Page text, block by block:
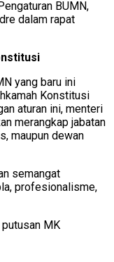
BUMN,
dalam rapat
yang baru ini
Konstitusi
aturan ini, menteri
merangkap jabatan
maupun dewan
semangat
profesionalisme,
putusan MK